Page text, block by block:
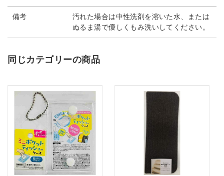
備考
汚れた場合は中性洗剤を溶いた水、または
ぬるま湯で優しくもみ洗いしてください。
同じカテゴリーの商品